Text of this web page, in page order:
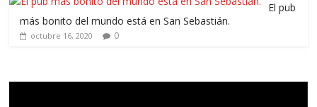
El pub
más bonito del mundo está en San Sebastián.
octubre 16, 2020 0